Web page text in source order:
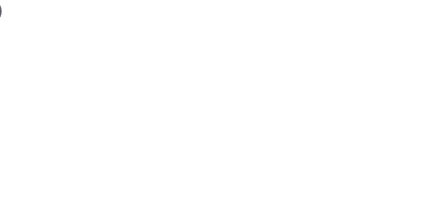
Ilustrace Growtika / Unsplash